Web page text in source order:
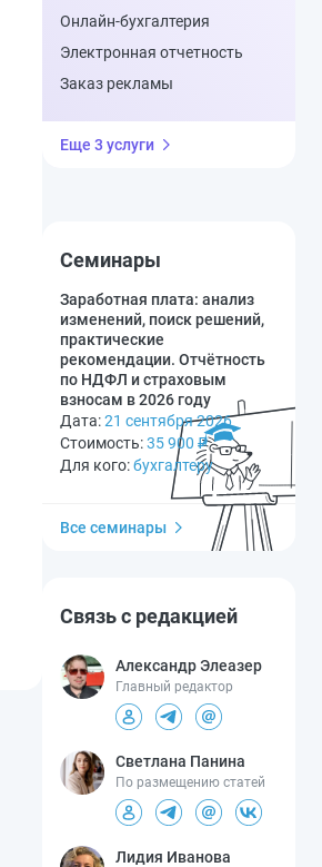
Онлайн-бухгалтерия
Электронная отчетность
Заказ рекламы
Еще 3 услуги
Семинары
Заработная плата: анализ
изменений, поиск решений,
практические
рекомендации. Отчётность
по НДФЛ и страховым
взносам в 2026 году
Дата:21 сентября 2026
Стоимость:35 900 ₽
Для кого:бухгалтеру
Все семинары
Связь с редакцией
Александр Элеазер
Главный редактор
Светлана Панина
По размещению статей
Лидия Иванова